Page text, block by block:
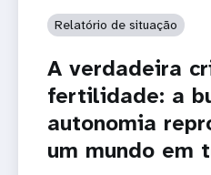
Relatório de situação
A verdadeira
fertilidade: a
autonomia
um mundo em